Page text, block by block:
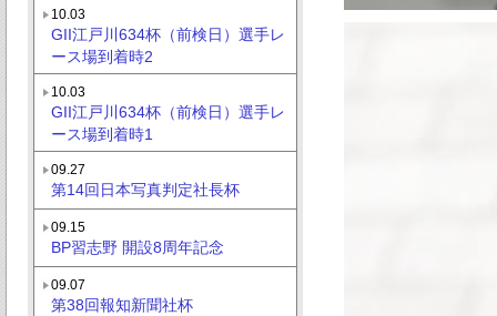
10.03
GII江戸川634杯（前検日）選手レ
ース場到着時2
10.03
GII江戸川634杯（前検日）選手レ
ース場到着時1
09.27
第14回日本写真判定社長杯
09.15
BP習志野 開設8周年記念
09.07
第38回報知新聞社杯